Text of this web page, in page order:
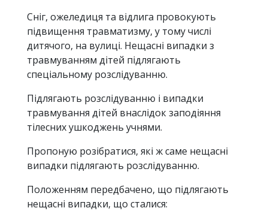
Сніг, ожеледиця та відлига провокують
підвищення травматизму, у тому числі
дитячого, на вулиці. Нещасні випадки з
травмуванням дітей підлягають
спеціальному розслідуванню.
Підлягають розслідуванню і випадки
травмування дітей внаслідок заподіяння
тілесних ушкоджень учнями.
Пропоную розібратися, які ж саме нещасні
випадки підлягають розслідуванню.
Положенням передбачено, що підлягають
нещасні випадки, що сталися: